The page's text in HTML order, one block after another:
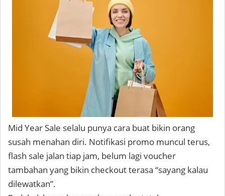
Mid Year Sale selalu punya cara buat bikin orang
susah menahan diri. Notifikasi promo muncul terus,
flash sale jalan tiap jam, belum lagi voucher
tambahan yang bikin checkout terasa “sayang kalau
dilewatkan”.